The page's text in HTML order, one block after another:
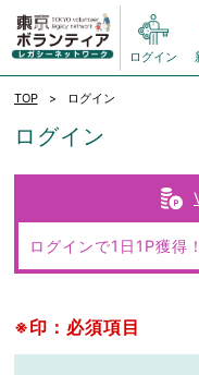
ログイン
TOP ログイン
ログイン
ログインで1日1P獲得！
※印：必須項目